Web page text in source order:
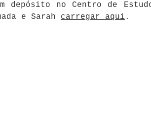
no Centro de Estudos
e Sarah carregar aqui .